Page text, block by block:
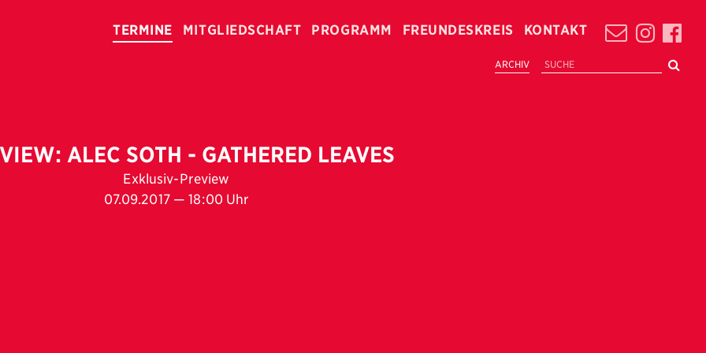
TERMINE MITGLIEDSCHAFT PROGRAMM FREUNDESKREIS KONTAKT
ARCHIV
ALEC SOTH - GATHERED LEAVES
Exklusiv-Preview
07.09.2017 — 18:00 Uhr